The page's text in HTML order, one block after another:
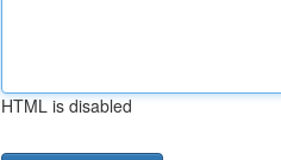
HTML is disabled